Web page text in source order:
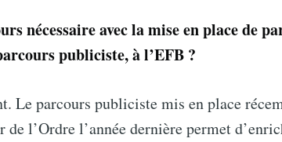
nécessaire avec la mise en place de
publiciste, à l’EFB ?
Le parcours publiciste mis en place
l’Ordre l’année dernière permet